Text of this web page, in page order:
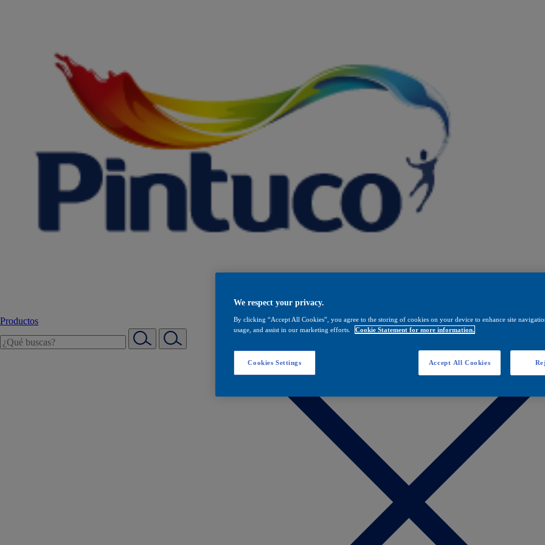
Productos
We respect your privacy.
By clicking “Accept All Cookies”, you agree to the storing of cookies on your device to enhance site
usage, and assist in our marketing efforts.
Cookie Statement for more information.
Cookies Settings Accept All Cookies